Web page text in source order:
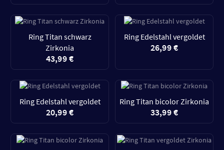
Ring Titan schwarz
Zirkonia
43,99 €
Ring Edelstahl vergoldet
26,99 €
Ring Edelstahl vergoldet
20,99 €
Ring Titan bicolor Zirkonia
33,99 €